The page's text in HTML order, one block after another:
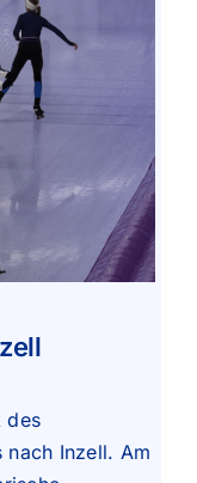
des
nach Inzell. Am